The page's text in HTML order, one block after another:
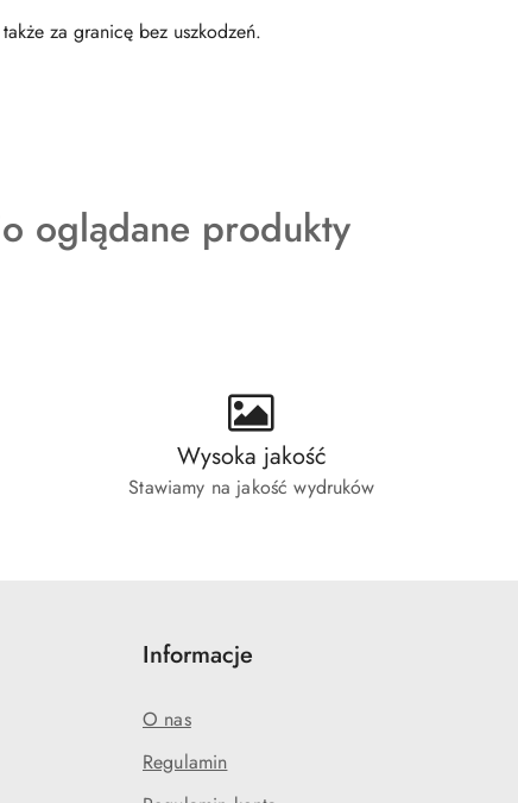
za granicę bez uszkodzeń.
oglądane produkty
Wysoka jakość
Stawiamy na jakość wydruków
Informacje
O nas
Regulamin